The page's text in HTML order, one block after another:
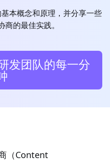
本概念和原理，并分享一些
商的最佳实践。
发团队的每一分
（Content